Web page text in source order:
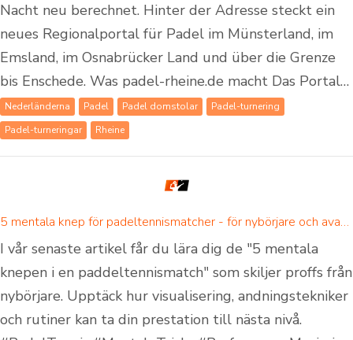
Nacht neu berechnet. Hinter der Adresse steckt ein
neues Regionalportal für Padel im Münsterland, im
Emsland, im Osnabrücker Land und über die Grenze
bis Enschede. Was padel-rheine.de macht Das Portal…
Nederländerna Padel Padel domstolar
Padel-turnering
Padel-turneringar
Rheine
5 mentala knep för padeltennismatcher - för nybörjare och avancerade padelspelare
I vår senaste artikel får du lära dig de "5 mentala
knepen i en paddeltennismatch" som skiljer proffs från
nybörjare. Upptäck hur visualisering, andningstekniker
och rutiner kan ta din prestation till nästa nivå.